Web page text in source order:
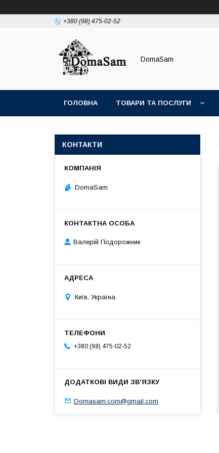
+380 (98) 475-02-52
DomaSam
ГОЛОВНА ТОВАРИ ТА ПОСЛУГИ
КОНТАКТИ
DomaSam
Валерій Подорожник
Київ, Україна
+380 (98) 475-02-52
Domasam.com@gmail.com